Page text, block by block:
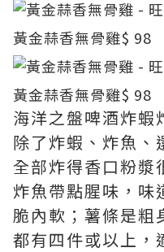
黃金蒜香無骨雞$ 98
黃金蒜香無骨雞$ 98
海洋之盤啤酒炸蝦
除了炸蝦、炸魚、
全部炸得香口粉漿
炸魚帶點腥味，味
脆內軟；薯條是粗
都有四件或以上，